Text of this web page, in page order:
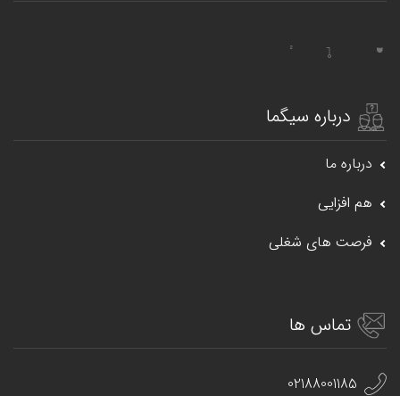
درباره سیگما
درباره ما
هم افزایی
فرصت های شغلی
تماس ها
02188001185